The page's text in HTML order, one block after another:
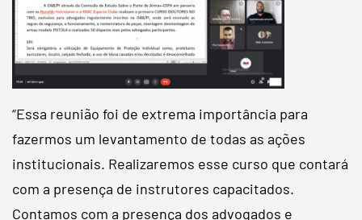
“Essa reunião foi de extrema importância para
fazermos um levantamento de todas as ações
institucionais. Realizaremos esse curso que contará
com a presença de instrutores capacitados.
Contamos com a presença dos advogados e